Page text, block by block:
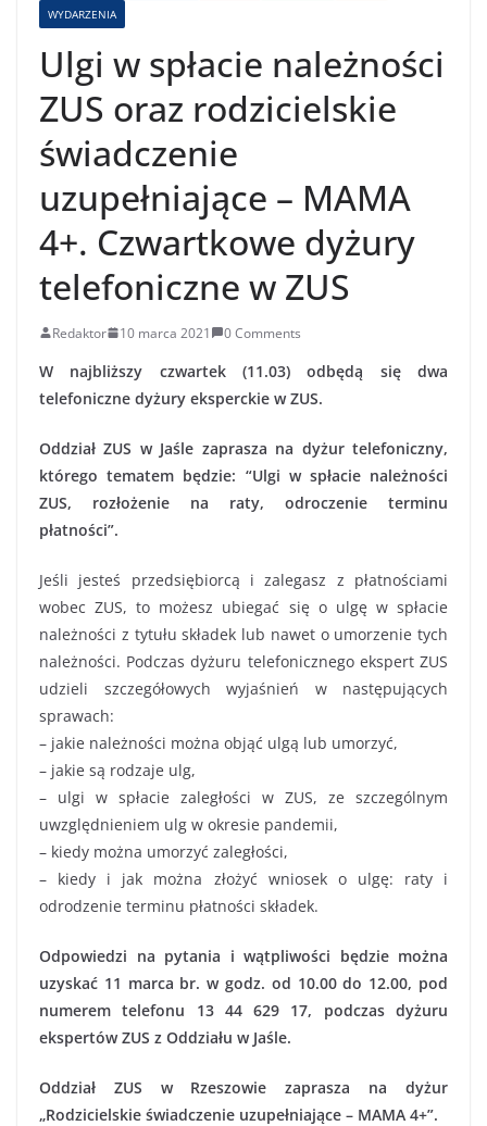
WYDARZENIA
Ulgi w spłacie należności
ZUS oraz rodzicielskie
świadczenie
uzupełniające – MAMA
4+. Czwartkowe dyżury
telefoniczne w ZUS
Redaktor 10 marca 2021 0 Comments
W najbliższy czwartek (11.03) odbędą się dwa
telefoniczne dyżury eksperckie w ZUS.
Oddział ZUS w Jaśle zaprasza na dyżur telefoniczny,
którego tematem będzie: “Ulgi w spłacie należności
ZUS, rozłożenie na raty, odroczenie terminu
płatności”.
Jeśli jesteś przedsiębiorcą i zalegasz z płatnościami
wobec ZUS, to możesz ubiegać się o ulgę w spłacie
należności z tytułu składek lub nawet o umorzenie tych
należności. Podczas dyżuru telefonicznego ekspert ZUS
udzieli szczegółowych wyjaśnień w następujących
sprawach:
– jakie należności można objąć ulgą lub umorzyć,
– jakie są rodzaje ulg,
– ulgi w spłacie zaległości w ZUS, ze szczególnym
uwzględnieniem ulg w okresie pandemii,
– kiedy można umorzyć zaległości,
– kiedy i jak można złożyć wniosek o ulgę: raty i
odrodzenie terminu płatności składek.
Odpowiedzi na pytania i wątpliwości będzie można
uzyskać 11 marca br. w godz. od 10.00 do 12.00, pod
numerem telefonu 13 44 629 17, podczas dyżuru
ekspertów ZUS z Oddziału w Jaśle.
Oddział ZUS w Rzeszowie zaprasza na dyżur
„Rodzicielskie świadczenie uzupełniające – MAMA 4+”.